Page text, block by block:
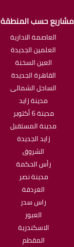
مشاريع حسب المنطقة
العاصمة الادارية
العلمين الجديدة
العين السخنة
القاهرة الجديدة
الساحل الشمالى
مدينة زايد
مدينة 6 أكتوبر
مدينة المستقبل
زايد الجديدة
الشروق
رأس الحكمة
مدينة نصر
الغردقة
راس سدر
العبور
الاسكندرية
المقطم